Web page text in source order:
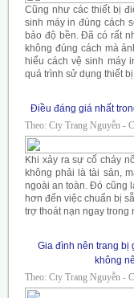
Cũng như các thiết bị
sinh máy in đúng cách
bảo độ bền. Đã có rất
không đúng cách mà
hiểu cách vệ sinh máy
quá trình sử dụng thiết bị.
Điều đáng giá nhất
Theo: Cty Trang Nguyễn -
Khi xảy ra sự cố cháy
không phải là tài sản,
ngoài an toàn. Đó cũng
hơn đến việc chuẩn bị
trợ thoát nạn ngay trong
Gia đình nên trang bị
không
Theo: Cty Trang Nguyễn -